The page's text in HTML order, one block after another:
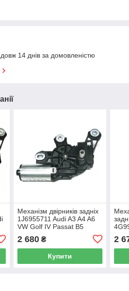
14 днів за домовленістю
Механізм двірників задніх
1J6955711 Audi A3 A4 A6
VW Golf IV Passat B5
2 680₴
Купити
2